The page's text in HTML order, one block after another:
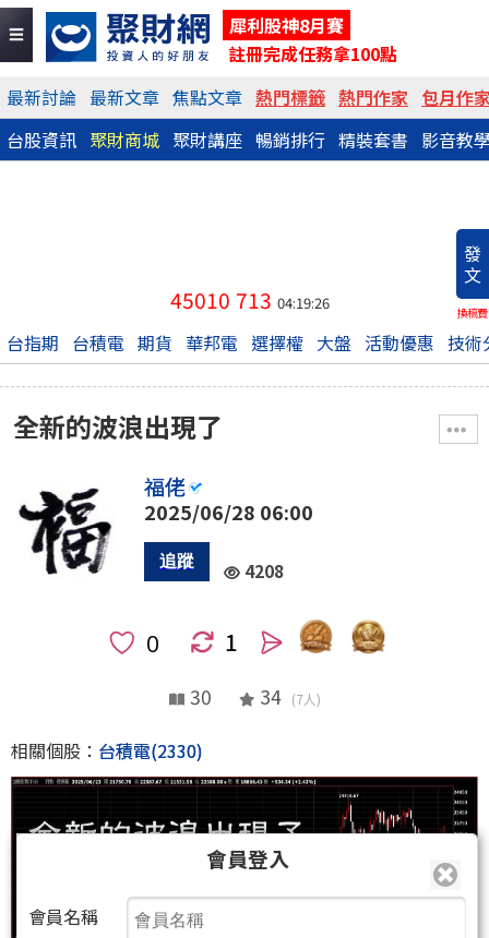
犀利股神8月賽
註冊完成任務拿100點
最新討論 最新文章 焦點文章 熱門標籤 熱門作家 包月作
台股資訊 聚財商城 聚財講座 暢銷排行 精裝套書 影音教
發
文
換稿費
45010 713 04:19:26
台指期 台積電 期貨 華邦電 選擇權 大盤 活動優惠 技術
全新的波浪出現了
福佬
2025/06/28 06:00
4208
1
30 34 (7人)
相關個股： 台積電(2330)
會員登入
會員名稱